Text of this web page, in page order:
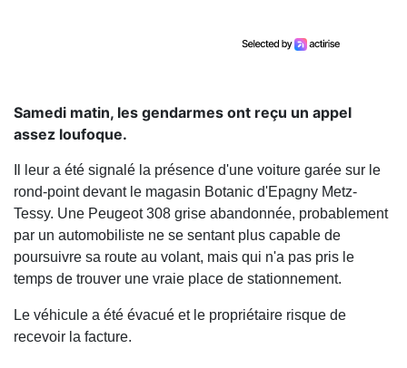
Samedi matin, les gendarmes ont reçu un appel
assez loufoque.
Il leur a été signalé la présence d'une voiture garée sur le
rond-point devant le magasin Botanic d'Epagny Metz-
Tessy. Une Peugeot 308 grise abandonnée, probablement
par un automobiliste ne se sentant plus capable de
poursuivre sa route au volant, mais qui n'a pas pris le
temps de trouver une vraie place de stationnement.
Le véhicule a été évacué et le propriétaire risque de
recevoir la facture.